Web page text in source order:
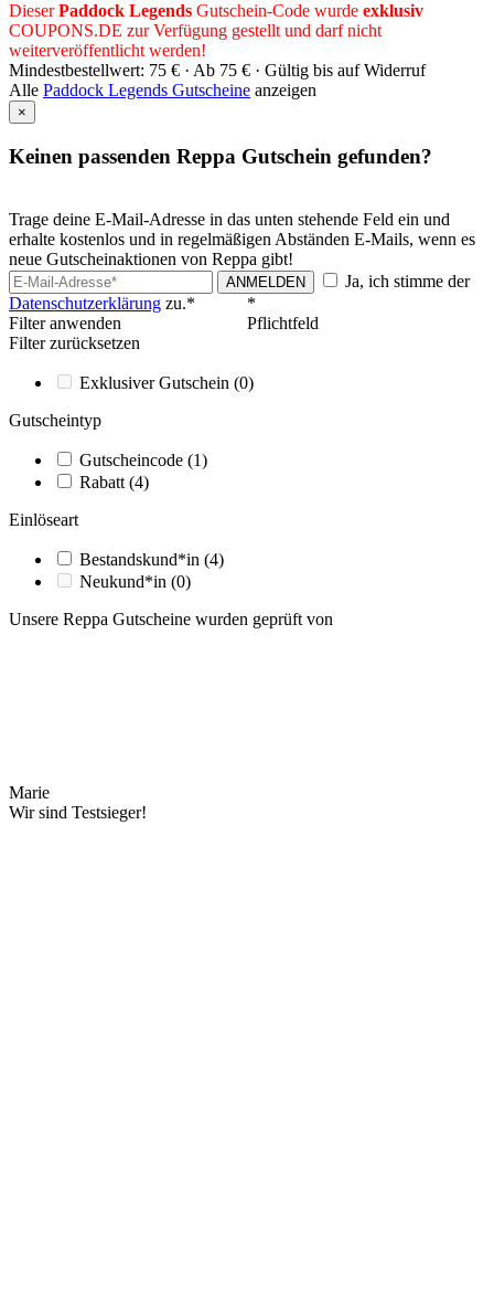
DieserPaddock Legends Gutschein-Code wurde exklusiv
COUPONS.DE zur Verfügung gestellt und darf nicht
weiterveröffentlicht werden!
Mindestbestellwert: 75 € · Ab 75 € · Gültig bis auf Widerruf
Alle Paddock Legends Gutscheine anzeigen
×
Keinen passenden Reppa Gutschein gefunden?
Trage deine E-Mail-Adresse in das unten stehende Feld ein und
erhalte kostenlos und in regelmäßigen Abständen E-Mails, wenn es
neue Gutscheinaktionen von Reppa gibt!
ANMELDEN
Ja, ich stimme der
Datenschutzerklärung zu.*
*
Pflichtfeld
Filter anwenden
Filter zurücksetzen
Exklusiver Gutschein (0)
Gutscheintyp
Gutscheincode (1)
Rabatt (4)
Einlöseart
Bestandskund*in (4)
Neukund*in (0)
Unsere Reppa Gutscheine wurden geprüft von
Marie
Wir sind Testsieger!